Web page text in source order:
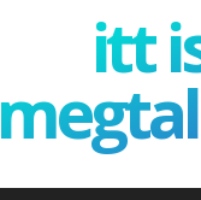
itt